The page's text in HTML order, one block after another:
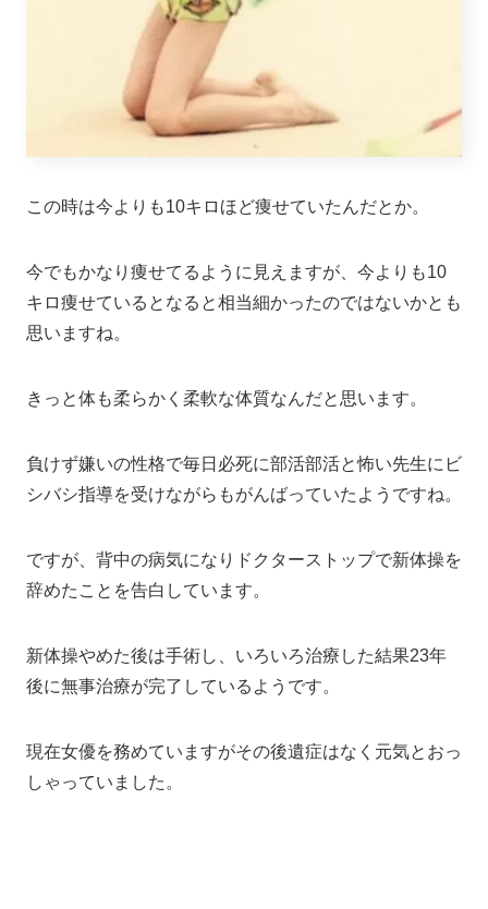
この時は今よりも10キロほど痩せていたんだとか。
今でもかなり痩せてるように見えますが、今よりも10
キロ痩せているとなると相当細かったのではないかとも
思いますね。
きっと体も柔らかく柔軟な体質なんだと思います。
負けず嫌いの性格で毎日必死に部活部活と怖い先生にビ
シバシ指導を受けながらもがんばっていたようですね。
ですが、背中の病気になりドクターストップで新体操を
辞めたことを告白しています。
新体操やめた後は手術し、いろいろ治療した結果23年
後に無事治療が完了しているようです。
現在女優を務めていますがその後遺症はなく元気とおっ
しゃっていました。